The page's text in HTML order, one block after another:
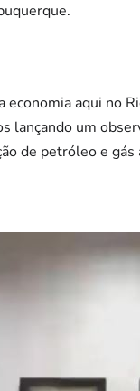
economia aqui no
lançando um
de petróleo e